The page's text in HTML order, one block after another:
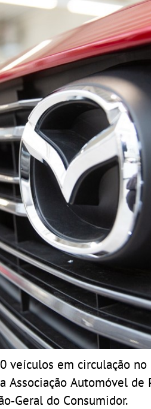
veículos em circulação
Automóvel de
do Consumidor.